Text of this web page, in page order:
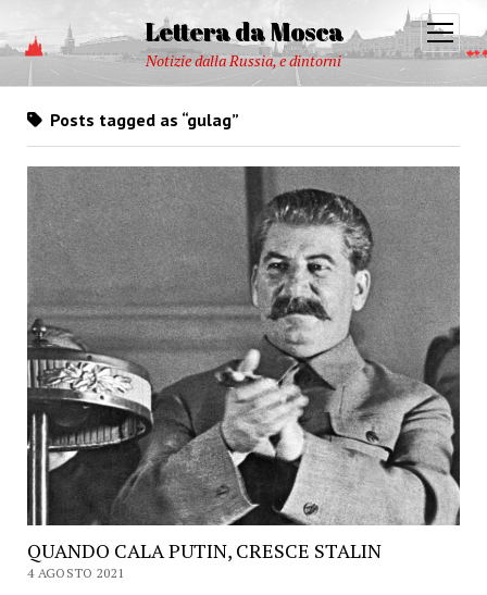
Lettera da Mosca
Notizie dalla Russia, e dintorni
open
menu
Posts tagged as “gulag”
QUANDO CALA PUTIN, CRESCE STALIN
4 AGOSTO 2021